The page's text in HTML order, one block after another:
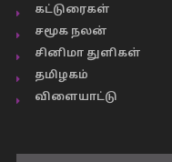
கட்டுரைகள்
சமூக நலன்
சினிமா துளிகள்
தமிழகம்
விளையாட்டு